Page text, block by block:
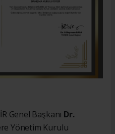
Genel Başkanı Dr.
Yönetim Kurulu